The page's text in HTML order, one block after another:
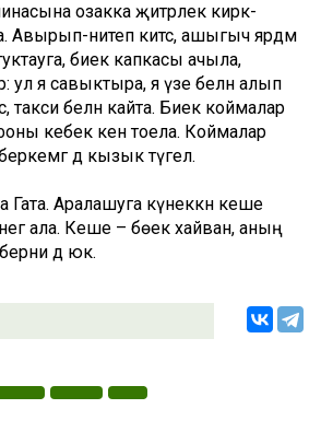
озакка җитәрлек кирәк-
Авырып-нитеп китсә, ашыгыч ярдәм
биек капкасы ачыла,
ул я савыктыра, я үзе белән алып
такси белән кайта. Биек коймалар
кебек кенә тоела. Коймалар
дә кызык түгел.
Гата. Аралашуга күнеккән кеше
ала. Кеше – бөек хайван, аның
дә юк.